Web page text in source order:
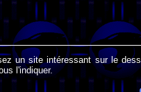
un site intéressant sur le
l'indiquer.